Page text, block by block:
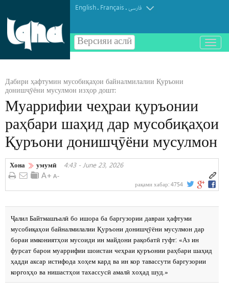
English. Français.فارسی
Версияи аслӣ
باز
و
Дабири ҳафтумин мусобиқаҳои байналмилалии Қуръони
донишҷӯёни мусулмон изҳор дошт:
Муаррифии чеҳраи қуръонии
раҳбари шаҳид дар мусобиқаҳои
Қуръони донишҷӯёни мусулмон
Хона умумӣ 4:43 - June 23, 2026
рақами хабар: 4754
Ҷалил Байтмашъалӣ бо ишора ба баргузории давраи ҳафтуми
мусобиқаҳои байналмилалии Қуръони донишҷӯёни мусулмон дар
бораи имкониятҳои мусоиди ин майдони рақобатӣ гуфт: «Аз ин
фурсат барои муаррифии шоистаи чеҳраи қуръонии раҳбари шаҳид
ҳадди аксар истифода хоҳем кард ва ин кор тавассути баргузории
коргоҳҳо ва нишастҳои тахассусӣ амалӣ хоҳад шуд.»